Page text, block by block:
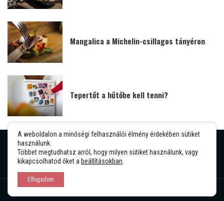
Mangalica a Michelin-csillagos tányéron
Tepertőt a hűtőbe kell tenni?
Impresszum Általános Szerződési Feltételek
A weboldalon a minőségi felhasználói élmény érdekében sütiket
használunk.
Többet megtudhatsz arról, hogy milyen sütiket használunk, vagy
kikapcsolhatod őket a beállításokban
Elfogadom